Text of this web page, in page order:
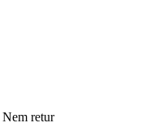
Nem retur